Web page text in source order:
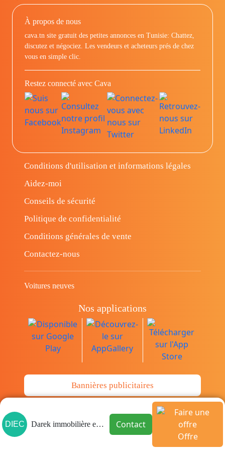
DIEC Darek immobilière et consultin
Contact
Offre
À propos de nous
cava.tn site gratuit des petites annonces en Tunisie: Chattez,
discutez et négociez. Les vendeurs et acheteurs prés de chez
vous en simple clic.
Restez connecté avec Cava
Conditions d'utilisation et informations légales
Aidez-moi
Conseils de sécurité
Politique de confidentialité
Conditions générales de vente
Contactez-nous
Voitures neuves
Nos applications
Bannières publicitaires
© Copyright 2014-2026 Cava.tn Limited Tous
les droits sont réservés.